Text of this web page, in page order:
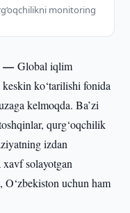
monitoring
—Global iqlim
ko‘tarilishi fonida
kelmoqda. Ba’zi
qurg‘oqchilik
izdan
solayotgan
uchun ham